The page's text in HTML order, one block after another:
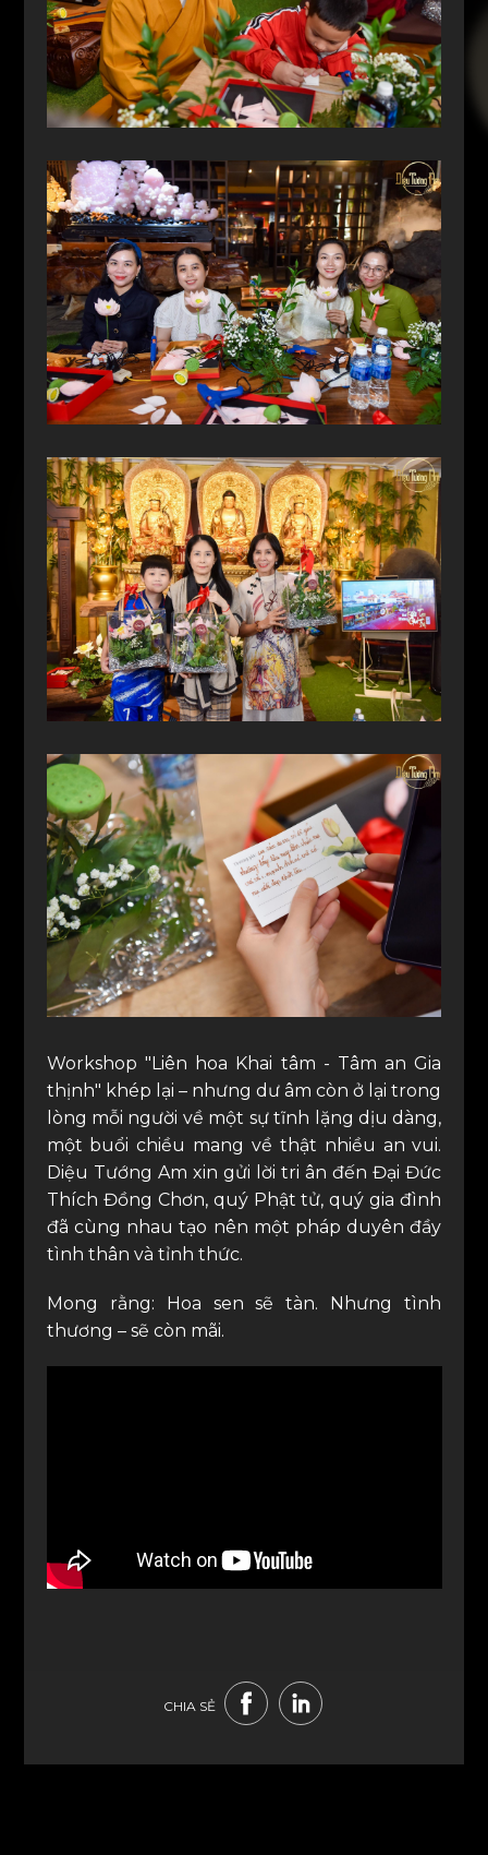
Workshop "Liên hoa Khai tâm - Tâm an Gia
thịnh" khép lại – nhưng dư âm còn ở lại trong
lòng mỗi người về một sự tĩnh lặng dịu dàng,
một buổi chiều mang về thật nhiều an vui.
Diệu Tướng Am xin gửi lời tri ân đến Đại Đức
Thích Đồng Chơn, quý Phật tử, quý gia đình
đã cùng nhau tạo nên một pháp duyên đầy
tình thân và tỉnh thức.
Mong rằng: Hoa sen sẽ tàn. Nhưng tình
thương – sẽ còn mãi.
CHIA SẺ